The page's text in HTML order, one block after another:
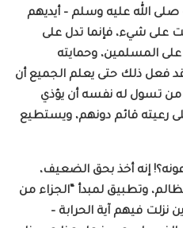
الله عليه وسلم – أيديهم
على شيء، فإنما تدل على
المسلمين، وحمايته
فعل ذلك حتى يعلم الجميع أن
تسول له نفسه أن يؤذي
رعيته قائم دونهم، ويستطيع
إنه أخذ بحق الضعيف،
وتطبيق لمبدأ “الجزاء من
نزلت فيهم آية الحرابة –